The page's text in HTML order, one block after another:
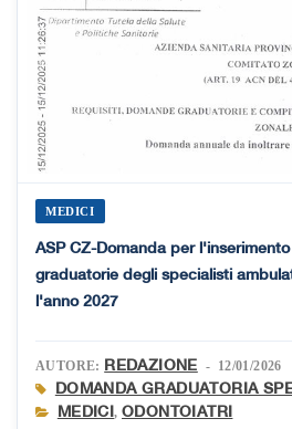
MEDICI
ASP CZ-Domanda per
graduatorie degli specialisti
l'anno 2027
AUTORE: REDAZIONE - 12/01/2026
DOMANDA GRADUATORIA
MEDICI,ODONTOIATRI